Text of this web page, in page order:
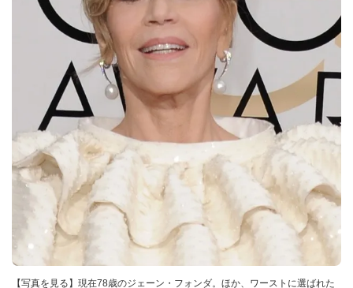
【写真を見る】現在78歳のジェーン・フォンダ。ほか、ワーストに選ばれた